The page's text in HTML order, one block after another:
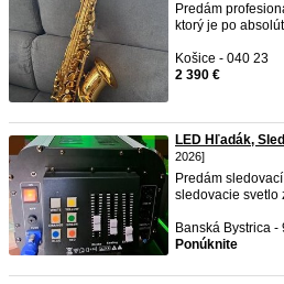
Predám
ktorý je po
Košice - 040 23
2 390 €
LED Hľadák,
2026]
Predám
sledovacie svetlo
Banská Bystrica -
Ponúknite